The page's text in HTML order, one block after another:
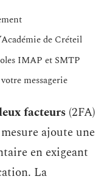
de Créteil
IMAP et SMTP
messagerie
facteurs (2FA)
ajoute une
en exigeant
La